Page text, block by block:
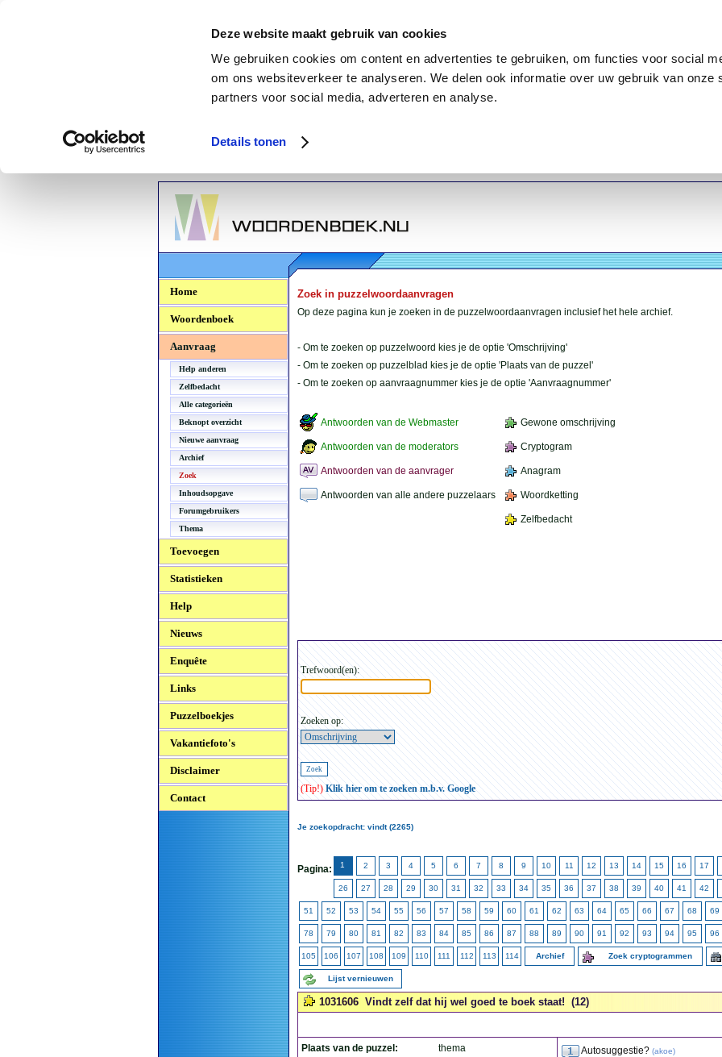
Deze website maakt gebruik van cookies
We gebruiken cookies om content en advertenties te gebruiken, om functies voor social
om ons websiteverkeer te analyseren. We delen ook informatie over uw gebruik van onze
partners voor social media, adverteren en analyse.
Details tonen
Woordenboek.NU
Home
Woordenboek
Aanvraag
Help anderen
Zelfbedacht
Alle categorieën
Beknopt overzicht
Nieuwe aanvraag
Archief
Zoek
Inhoudsopgave
Forumgebruikers
Thema
Toevoegen
Statistieken
Help
Nieuws
Enquête
Links
Puzzelboekjes
Vakantiefoto's
Disclaimer
Contact
Zoek in puzzelwoordaanvragen
Op deze pagina kun je zoeken in de puzzelwoordaanvragen inclusief het hele archief.
- Om te zoeken op puzzelwoord kies je de optie 'Omschrijving'
- Om te zoeken op puzzelblad kies je de optie 'Plaats van de puzzel'
- Om te zoeken op aanvraagnummer kies je de optie 'Aanvraagnummer'
Antwoorden van de Webmaster Gewone omschrijving
Antwoorden van de moderators Cryptogram
Antwoorden van de aanvrager Anagram
Antwoorden van alle andere puzzelaars Woordketting
Zelfbedacht
Trefwoord(en):
Zoeken op:
(Tip!) Klik hier om te zoeken m.b.v. Google
Je zoekopdracht: vindt (2265)
Pagina: 1 2 3 4 5 6 7 8 9 10 11 12 13 14 15 16 17
26 27 28 29 30 31 32 33 34 35 36 37 38 39 40 41 42
51 52 53 54 55 56 57 58 59 60 61 62 63 64 65 66 67 68 69
78 79 80 81 82 83 84 85 86 87 88 89 90 91 92 93 94 95 96
105 106 107 108 109 110 111 112 113 114 Archief Zoek cryptogrammen
Lijst vernieuwen
1031606 Vindt zelf dat hij wel goed te boek staat! (12)
Plaats van de puzzel:
thema
Autosuggestie? (akoe)